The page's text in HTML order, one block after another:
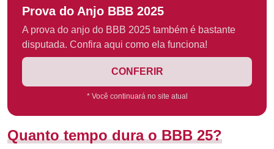
Prova do Anjo BBB 2025
A prova do anjo do BBB 2025 também é bastante
disputada. Confira aqui como ela funciona!
CONFERIR
* Você continuará no site atual
Quanto tempo dura o BBB 25?